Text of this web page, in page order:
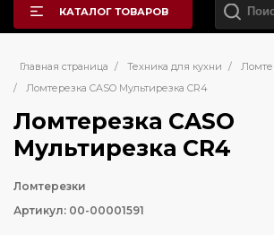
КАТАЛОГ ТОВАРОВ
Главная страница / Техника для кухни /
/
Ломтерезка CASO Мультирезка CR4
Ломтерезка CASO
Мультирезка CR4
Ломтерезки
Артикул: 00-00001591